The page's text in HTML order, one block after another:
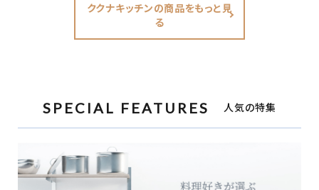
ククナキッチンの商品をもっと見
る
SPECIAL FEATURES 人気の特集